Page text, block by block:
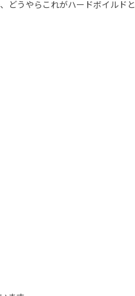
どうやらこれがハードボイルドと